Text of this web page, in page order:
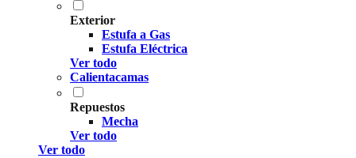
Exterior
Estufa a Gas
Estufa Eléctrica
Ver todo
Calientacamas
Repuestos
Mecha
Ver todo
Ver todo